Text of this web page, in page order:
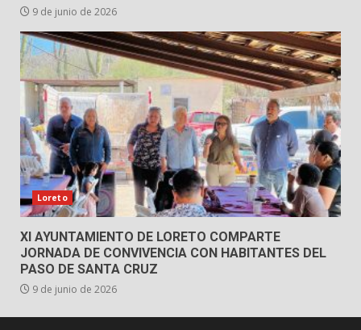
9 de junio de 2026
Loreto
XI AYUNTAMIENTO DE LORETO COMPARTE
JORNADA DE CONVIVENCIA CON HABITANTES DEL
PASO DE SANTA CRUZ
9 de junio de 2026